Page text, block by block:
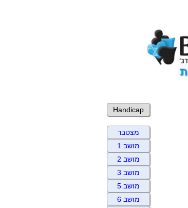
Handicap
מצטבר
מושב 1
מושב 2
מושב 3
מושב 5
מושב 6